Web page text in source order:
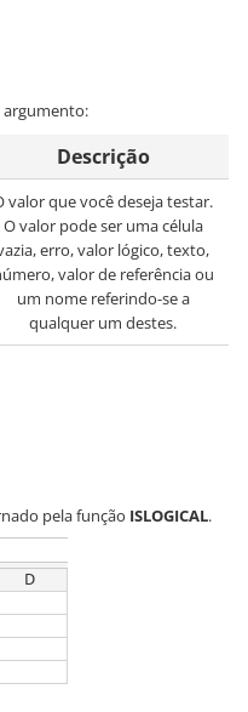
argumento:
Descrição
valor que você deseja testar.
O valor pode ser uma célula
erro, valor lógico, texto,
valor de referência ou
um nome referindo-se a
qualquer um destes.
pela função ISLOGICAL.